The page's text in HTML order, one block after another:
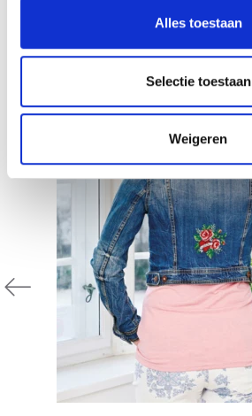
Alles toestaan
Selectie toestaan
Weigeren
ANDEREN KOCHTEN OOK